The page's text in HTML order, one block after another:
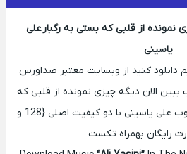
نمونده از قلبی که بستی به رگبار علی
یاسینی
دانلود کنید از وبسایت معتبر صداورس
الان دیگه چیزی نمونده از قلبی که
بستی به رگبار با صدای محبوب علی یاسینی با دو کیفیت اصلی {128 و